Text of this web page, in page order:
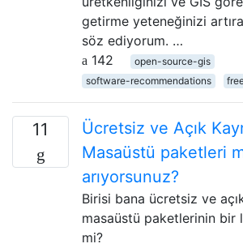
getirme yeteneğinizi
söz ediyorum. …
142
open-source-gis
software-recommendations
11
Ücretsiz ve Açık
Masaüstü paketleri
arıyorsunuz?
Birisi bana ücretsiz ve
masaüstü paketlerinin bir
mi?